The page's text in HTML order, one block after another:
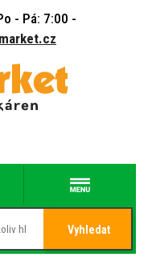
- Pá: 7:00 -
Vyhledat